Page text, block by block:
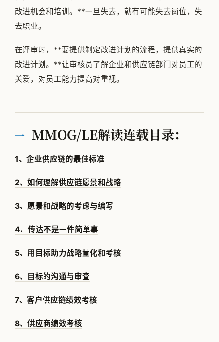
改进机会和培训。**一旦失去，就有可能失去岗位，失
去职业。
在评审时，**要提供制定改进计划的流程，提供真实的
改进计划。**让审核员了解企业和供应链部门对员工的
关爱，对员工能力提高对重视。
一 MMOG/LE解读连载目录：
1、企业供应链的最佳标准
2、如何理解供应链愿景和战略
3、愿景和战略的考虑与编写
4、传达不是一件简单事
5、用目标助力战略量化和考核
6、目标的沟通与审查
7、客户供应链绩效考核
8、供应商绩效考核